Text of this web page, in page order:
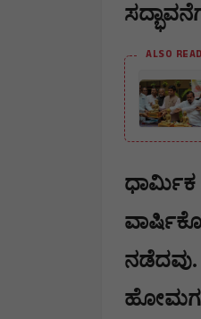
ALSO READ